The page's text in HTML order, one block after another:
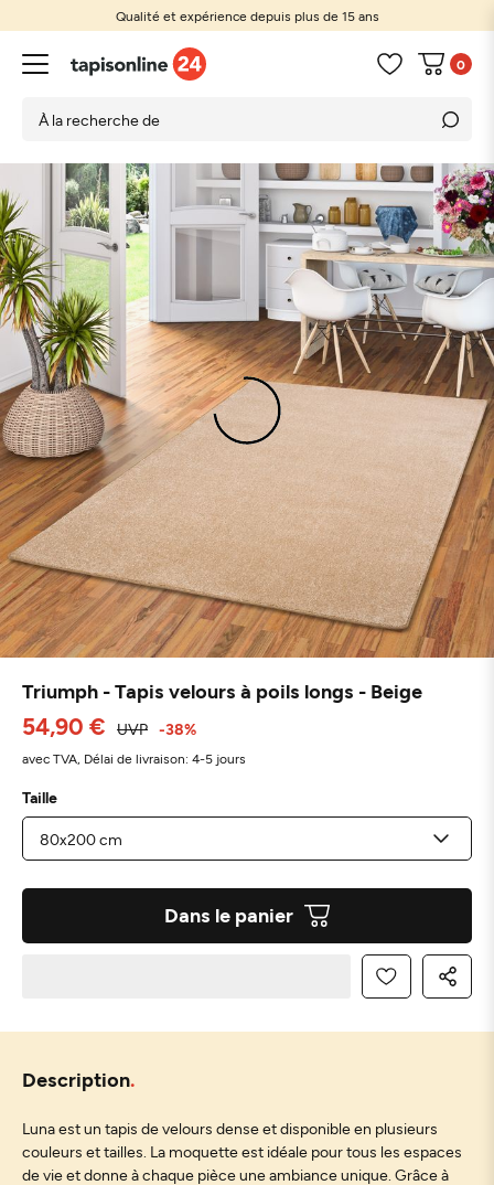
Qualité et expérience depuis plus de 15 ans
0
Triumph - Tapis velours à poils longs - Beige
54,90 € UVP -38%
avec TVA, Délai de livraison: 4-5 jours
Taille
Dans le panier
Description
Luna est un tapis de velours dense et disponible en plusieurs
couleurs et tailles. La moquette est idéale pour tous les espaces
de vie et donne à chaque pièce une ambiance unique. Grâce à